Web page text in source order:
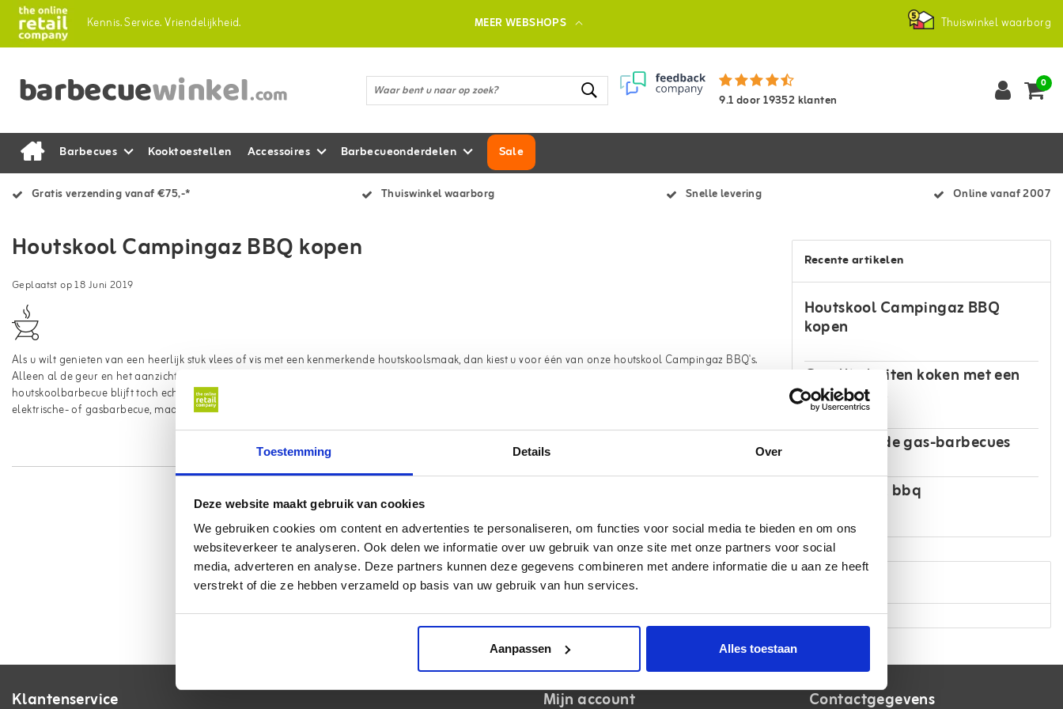
Toestemming Details Over
Deze website maakt gebruik van cookies
We gebruiken cookies om content en advertenties te personaliseren, om functies voor social media te bieden en om ons
websiteverkeer te analyseren. Ook delen we informatie over uw gebruik van onze site met onze partners voor social
media, adverteren en analyse. Deze partners kunnen deze gegevens combineren met andere informatie die u aan ze heeft
verstrekt of die ze hebben verzameld op basis van uw gebruik van hun services.
Aanpassen Alles toestaan
Kennis.Service.Vriendelijkheid. MEER WEBSHOPS Thuiswinkel waarborg
9.1door19352klanten
0
Barbecues Kooktoestellen Accessoires Barbecueonderdelen Sale
Gratis verzending vanaf €75,-* Thuiswinkel waarborg Snelle levering Online vanaf 2007
Houtskool Campingaz BBQ kopen
Geplaatst op18 Juni 2019
Als u wilt genieten van een heerlijk stuk vlees of vis met een kenmerkende houtskoolsmaak, dan kiest u voor één van onze houtskool Campingaz BBQ's.
Alleen al de geur en het aanzicht van roodgloeiende houtskolen doen ieders hart toch sneller kloppen? Buiten koken en eten met een echte
houtskoolbarbecue blijft toch echt barbecueën. De voorbereiding en de bereiding van het eten zelf kost dan misschien iets meer tijd dan met een
elektrische- of gasbarbecue, maar dat is nou net de charme daarvan.
Recente artikelen
Houtskool Campingaz BBQ
kopen
Gezellig buiten koken met een
kooktoestel
Verschillende gas-barbecues
Campingaz bbq
Klantenservice Mijn account Contactgegevens